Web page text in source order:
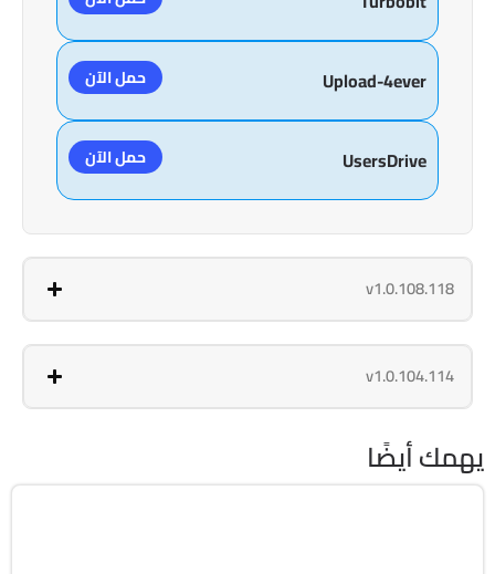
Upload-4ever حمل الآن
UsersDrive حمل الآن
v1.0.108.118
v1.0.104.114
يهمك أيضًا